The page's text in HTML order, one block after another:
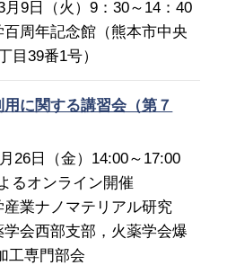
月9日（火）9：30～14：40
百周年記念館（熊本市中央
目39番1号）
に関する講習会（第７
26日（金）14:00～17:00
るオンライン開催
産業ナノマテリアル研究
学会西部支部，火薬学会爆
工専門部会